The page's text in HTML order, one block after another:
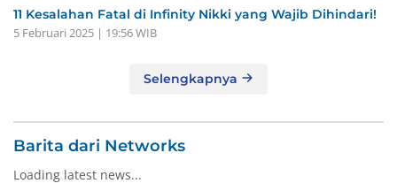
11 Kesalahan Fatal di Infinity Nikki yang Wajib Dihindari!
5 Februari 2025 | 19:56 WIB
Selengkapnya
Barita dari Networks
Loading latest news...